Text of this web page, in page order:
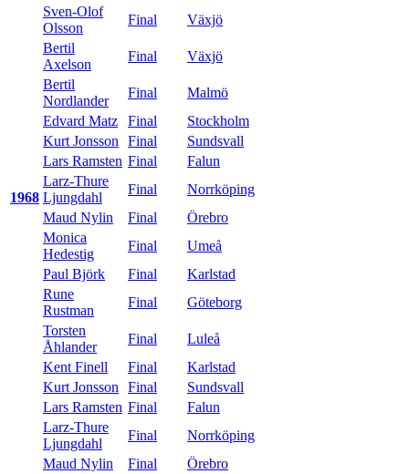
Sven-Olof
Olsson
Final Växjö
1968
Bertil
Axelson
Final
Växjö
Bertil
Nordlander
Final
Malmö
Edvard Matz
Final
Stockholm
Kurt Jonsson
Final
Sundsvall
Lars Ramsten Final
Falun
Larz-Thure
Ljungdahl
Final
Norrköping
Maud Nylin
Final
Örebro
Monica
Hedestig
Final
Umeå
Paul Björk
Final
Karlstad
Rune
Rustman
Final
Göteborg
Torsten
Åhlander
Final Luleå
Kent Finell Final
Karlstad
Kurt Jonsson
Final
Sundsvall
Lars Ramsten Final
Falun
Larz-Thure
Ljungdahl
Final
Norrköping
Maud Nylin
Final
Örebro